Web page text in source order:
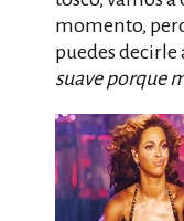
momento,
puedes
suave porque